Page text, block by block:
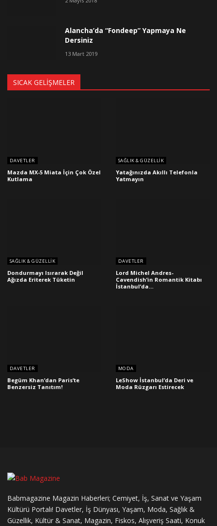
Alancha’da “Fondeep” Yapmaya Ne
Dersiniz
13 Mart 2019
SICAK GELIŞMELER
DAVETLER
Mazda MX-5 Miata İçin Çok Özel
Kutlama
SAĞLIK & GÜZELLIK
Yatağınızda Akıllı Telefonla
Yatmayın
SAĞLIK & GÜZELLIK
Dondurmayı Isırarak Değil
Ağızda Eriterek Tüketin
DAVETLER
Lord Michel Andres-
Cavendish’in Romantik Kitabı
İstanbul’da…
DAVETLER
Begüm Khan’dan Paris’te
Benzersiz Tanıtım!
MODA
LeShow İstanbul’da Deri ve
Moda Rüzgarı Estirecek
Babmagazine Magazin Haberleri; Cemiyet, İş, Sanat ve Yaşam
Kültürü Portalı! Davetler, İş Dünyası, Yaşam, Moda, Sağlık &
Güzellik, Kültür & Sanat, Magazin, Fiskos, Alışveriş Saati, Konuk